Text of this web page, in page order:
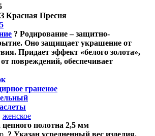
Пресня
? Родирование – защитно-
Оно защищает украшение от
Придает эффект «белого золота»,
повреждений, обеспечивает
граненое
женское
полотна 2,5 мм
? Указан усредненный вес изделия.